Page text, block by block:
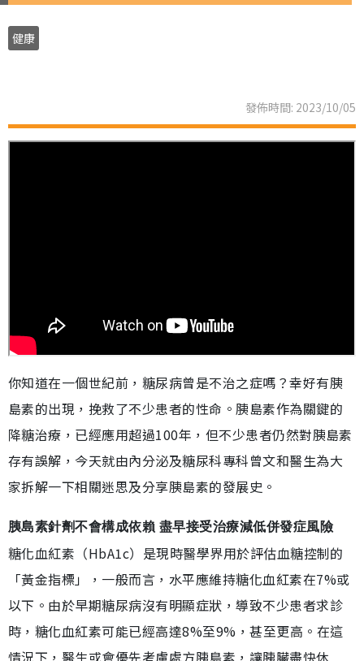
健康
發佈時間: 2023/10/05
你知道在一個世紀前，糖尿病曾是不治之症嗎？幸好有胰
島素的出現，挽救了不少患者的性命。胰島素作為關鍵的
降糖治療，已經應用超過100年，但不少患者仍然對胰島素
存有誤解，今天就由內分泌及糖尿科專科曾文和醫生為大
家拆解一下相關迷思及分享胰島素的發展史。
胰島素針劑不會構成依賴 盡早接受治療減低併發症風險
糖化血紅素（HbA1c）是現時醫學界用於評估血糖控制的
「黃金指標」，一般而言，水平應維持糖化血紅素在7%或
以下。由於早期糖尿病沒有明顯症狀，導致不少患者求診
時，糖化血紅素可能已經高達8%至9%，甚至更高。在這
情況下，醫生或會優先考慮處方胰島素，讓胰臟盡快休